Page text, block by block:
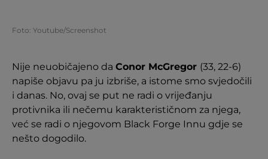
Foto: Youtube/Screenshot
Nije neuobičajeno da Conor McGregor (33, 22-6)
napiše objavu pa ju izbriše, a istome smo svjedočili
i danas. No, ovaj se put ne radi o vrijeđanju
protivnika ili nečemu karakterističnom za njega,
već se radi o njegovom Black Forge Innu gdje se
nešto dogodilo.